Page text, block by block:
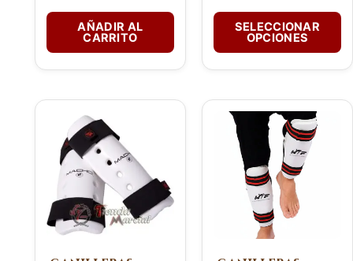
AÑADIR AL
CARRITO
SELECCIONAR
OPCIONES
producto
producto
tiene
múltiples
variantes.
Las
opciones
Este
producto
múltiples
variantes.
opciones